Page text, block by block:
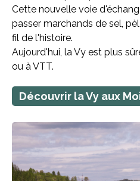
Cette nouvelle voie
passer marchands de sel,
fil de l'histoire.
Aujourd'hui, la Vy est plus
ou à VTT.
Découvrir la Vy aux